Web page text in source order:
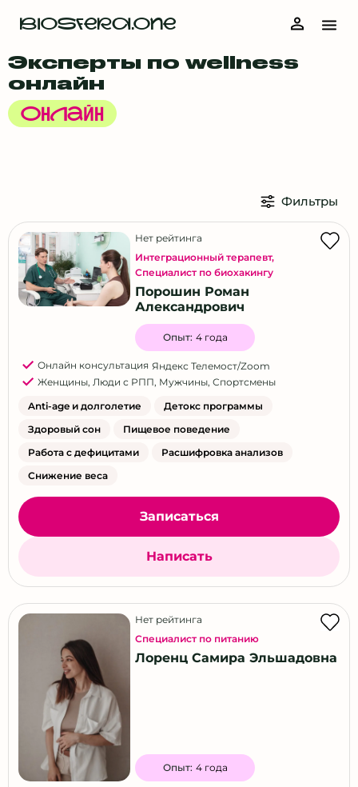
BIOSFERA.ONE
Эксперты по wellness
онлайн
Онлайн
Астрахань
Балашиха
Барнаул
Белград (Сербия)
Богородский городской округ
Владивосток
Казань
Кемерово
Кириши
Кисловодск
Красногорск
Краснодар
Красноярск
Курск
Липецк
Фильтры
Нет рейтинга
Интеграционный терапевт,
Специалист по биохакингу
Порошин Роман
Александрович
Опыт: 4 года
Онлайн консультация Яндекс Телемост/Zoom
Женщины, Люди с РПП, Мужчины, Спортсмены
Anti-age и долголетие
Детокс программы
Здоровый сон
Пищевое поведение
Работа с дефицитами
Расшифровка анализов
Снижение веса
Записаться
Написать
Нет рейтинга
Специалист по питанию
Лоренц Самира Эльшадовна
Опыт: 4 года